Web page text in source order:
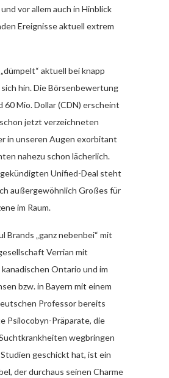
vor allem auch in Hinblick
Ereignisse aktuell extrem
aktuell bei knapp
hin. Die Börsenbewertung
60 Mio. Dollar (CDN) erscheint
jetzt verzeichneten
in unseren Augen exorbitant
nahezu schon lächerlich.
Unified-Deal steht
außergewöhnlich Großes für
im Raum.
Brands „ganz nebenbei“ mit
Verrian mit
Ontario und im
bzw. in Bayern mit einem
Professor bereits
Psilocobyn-Präparate, die
wegbringen
geschickt hat, ist ein
der durchaus seinen Charme